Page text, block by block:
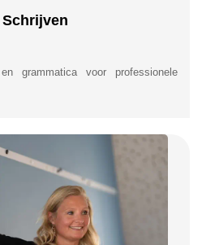
grammatica voor professionele